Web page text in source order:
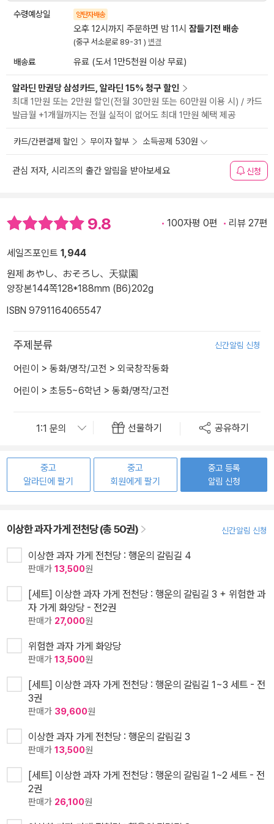
수령예상일 양탄자배송
오후 12시까지 주문하면 밤 11시 잠들기전 배송
(중구 서소문로 89-31 ) 변경
배송료 유료 (도서 1만5천원 이상 무료)
알라딘 만권당 삼성카드, 알라딘 15% 청구 할인
최대 1만원 또는 2만원 할인(전월 30만원 또는 60만원 이용 시) / 카드
발급월 +1개월까지는 전월 실적이 없어도 최대 1만원 혜택 제공
카드/간편결제 할인 무이자 할부 소득공제 530원
관심 저자, 시리즈의 출간 알림을 받아보세요 신청
9.8 100자평 0편 리뷰 27편
세일즈포인트 1,944
원제 あやし、おそろし、天獄園
양장본144쪽128*188mm (B6)202g
ISBN 9791164065547
주제분류 신간알림 신청
어린이 > 동화/명작/고전 > 외국창작동화
어린이 > 초등5~6학년 > 동화/명작/고전
선물하기 공유하기
중고
알라딘에 팔기
중고
회원에게 팔기
중고 등록
알림 신청
이상한 과자 가게 전천당 (총 50권) 신간알림 신청
이상한 과자 가게 전천당 : 행운의 갈림길 4
판매가 13,500원
[세트] 이상한 과자 가게 전천당 : 행운의 갈림길 3 + 위험한 과
자 가게 화앙당 - 전2권
판매가 27,000원
위험한 과자 가게 화앙당
판매가 13,500원
[세트] 이상한 과자 가게 전천당 : 행운의 갈림길 1~3 세트 - 전
3권
판매가 39,600원
이상한 과자 가게 전천당 : 행운의 갈림길 3
판매가 13,500원
[세트] 이상한 과자 가게 전천당 : 행운의 갈림길 1~2 세트 - 전
2권
판매가 26,100원